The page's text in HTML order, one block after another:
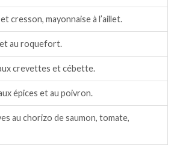
cresson, mayonnaise à l’aillet.
au roquefort.
crevettes et cébette.
épices et au poivron.
au chorizo de saumon, tomate,